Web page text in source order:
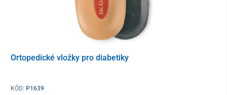
Ortopedické vložky pro diabetiky
KÓD: P1639